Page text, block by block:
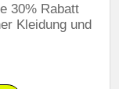
30% Rabatt
Kleidung und